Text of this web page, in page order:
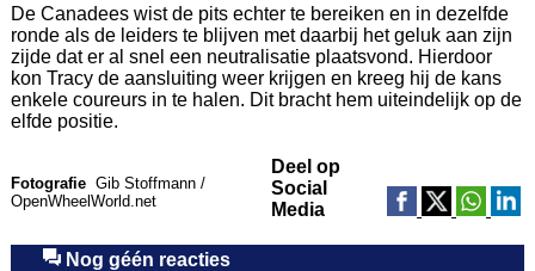
De Canadees wist de pits echter te bereiken en in dezelfde
ronde als de leiders te blijven met daarbij het geluk aan zijn
zijde dat er al snel een neutralisatie plaatsvond. Hierdoor
kon Tracy de aansluiting weer krijgen en kreeg hij de kans
enkele coureurs in te halen. Dit bracht hem uiteindelijk op de
elfde positie.
Fotografie Gib Stoffmann /
OpenWheelWorld.net
Deel op
Social
Media
Nog géén reacties